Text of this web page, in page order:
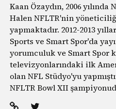
Kaan Özaydın, 2006
Halen NFLTR'nin
yapmaktadır. 2012-2013
Sports ve Smart Spor'da
yorumculuk ve Smart Spor
televizyonlarındaki ilk
olan NFL Stüdyo'yu
NFLTR Bowl XII